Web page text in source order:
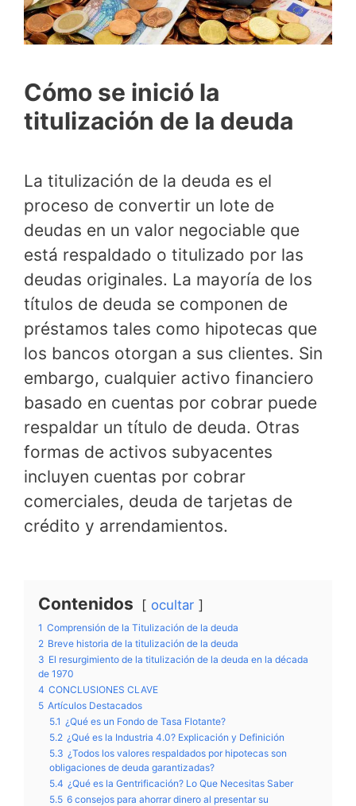
Cómo se inició la
titulización de la deuda
La titulización de la deuda es el
proceso de convertir un lote de
deudas en un valor negociable que
está respaldado o titulizado por las
deudas originales. La mayoría de los
títulos de deuda se componen de
préstamos tales como hipotecas que
los bancos otorgan a sus clientes. Sin
embargo, cualquier activo financiero
basado en cuentas por cobrar puede
respaldar un título de deuda. Otras
formas de activos subyacentes
incluyen cuentas por cobrar
comerciales, deuda de tarjetas de
crédito y arrendamientos.
Contenidos ocultar
1 Comprensión de la Titulización de la deuda
2 Breve historia de la titulización de la deuda
3 El resurgimiento de la titulización de la deuda en la década
de 1970
4 CONCLUSIONES CLAVE
5 Artículos Destacados
5.1 ¿Qué es un Fondo de Tasa Flotante?
5.2 ¿Qué es la Industria 4.0? Explicación y Definición
5.3 ¿Todos los valores respaldados por hipotecas son
obligaciones de deuda garantizadas?
5.4 ¿Qué es la Gentrificación? Lo Que Necesitas Saber
5.5 6 consejos para ahorrar dinero al presentar su